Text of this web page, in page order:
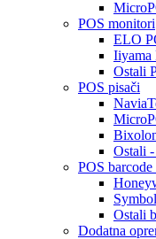
POS monitori
ELO
Iiyama
Ostali
POS pisači
Ostali
POS barcode
Ostali
Dodatna